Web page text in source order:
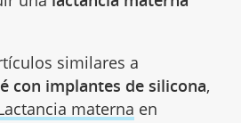
similares a
con implantes de silicona,
materna en